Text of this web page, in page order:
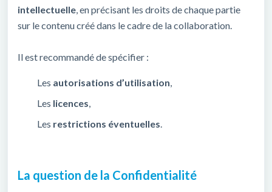
intellectuelle, en précisant les droits de chaque partie
sur le contenu créé dans le cadre de la collaboration.
Il est recommandé de spécifier :
Les autorisations d’utilisation,
Les licences,
Les restrictions éventuelles.
La question de la Confidentialité